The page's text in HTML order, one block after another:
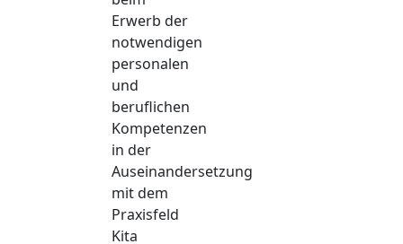
Erwerb der
notwendigen
personalen
und
beruflichen
Kompetenzen
in der
Auseinandersetzung
mit dem
Praxisfeld
Kita